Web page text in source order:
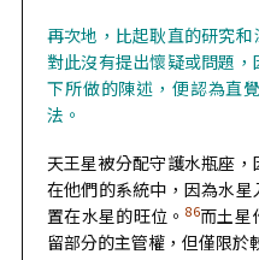
再次地，比起耿直的研究和
對此沒有提出懷疑或問題
下所做的陳述，便認為直
法。
天王星被分配守護水瓶座
在他們的系統中，因為水
置在水星的旺位。 86而土星
留部分的主管權，但僅限於